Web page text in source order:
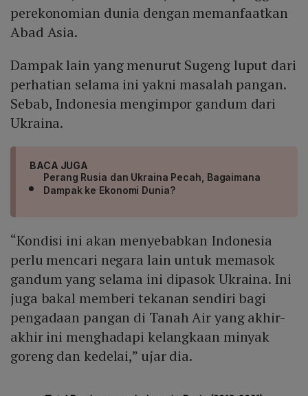
perekonomian dunia dengan memanfaatkan
Abad Asia.
Dampak lain yang menurut Sugeng luput dari
perhatian selama ini yakni masalah pangan.
Sebab, Indonesia mengimpor gandum dari
Ukraina.
BACA JUGA
Perang Rusia dan Ukraina Pecah, Bagaimana
Dampak ke Ekonomi Dunia?
“Kondisi ini akan menyebabkan Indonesia
perlu mencari negara lain untuk memasok
gandum yang selama ini dipasok Ukraina. Ini
juga bakal memberi tekanan sendiri bagi
pengadaan pangan di Tanah Air yang akhir-
akhir ini menghadapi kelangkaan minyak
goreng dan kedelai,” ujar dia.